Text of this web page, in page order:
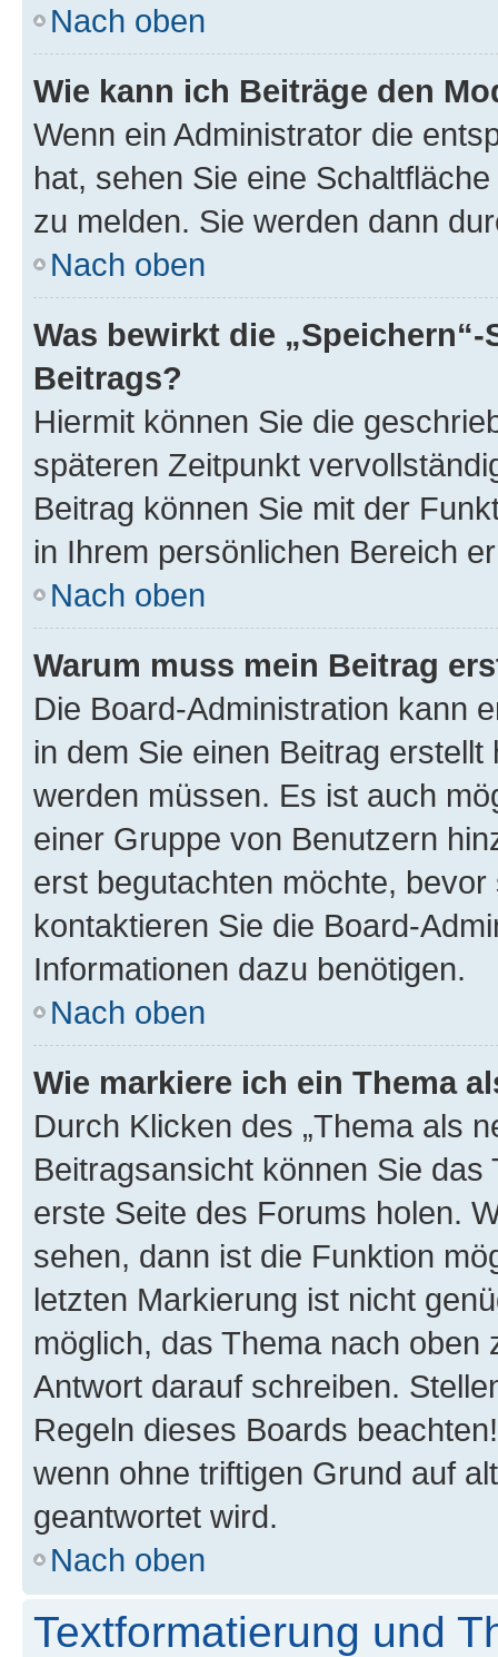
Nach oben
Wie kann ich Beiträge den
Wenn ein Administrator die
hat, sehen Sie eine
zu melden. Sie werden dann
Nach oben
Was bewirkt die
Beitrags?
Hiermit können Sie die
späteren Zeitpunkt
Beitrag können Sie mit der
in Ihrem persönlichen Bereich
Nach oben
Warum muss mein Beitrag
Die Board-Administration kann
in dem Sie einen Beitrag
werden müssen. Es ist auch
einer Gruppe von Benutzern
erst begutachten möchte,
kontaktieren Sie die Board-
Informationen dazu benötigen.
Nach oben
Wie markiere ich ein Thema
Durch Klicken des „Thema als
Beitragsansicht können Sie
erste Seite des Forums holen.
sehen, dann ist die Funktion
letzten Markierung ist nicht
möglich, das Thema nach oben
Antwort darauf schreiben.
Regeln dieses Boards
wenn ohne triftigen Grund auf
geantwortet wird.
Nach oben
Textformatierung und